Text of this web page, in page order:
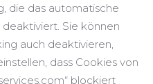
die das automatische
Sie können
auch deaktivieren,
dass Cookies von
blockiert